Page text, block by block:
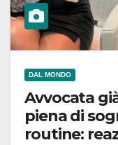
DAL MONDO
Avvocata
piena di
routine: